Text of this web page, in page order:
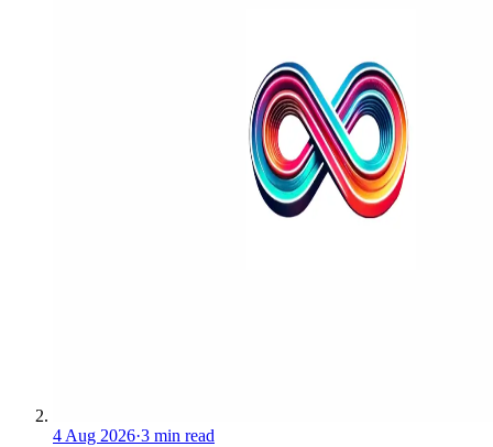
4 Aug 2026·3 min read